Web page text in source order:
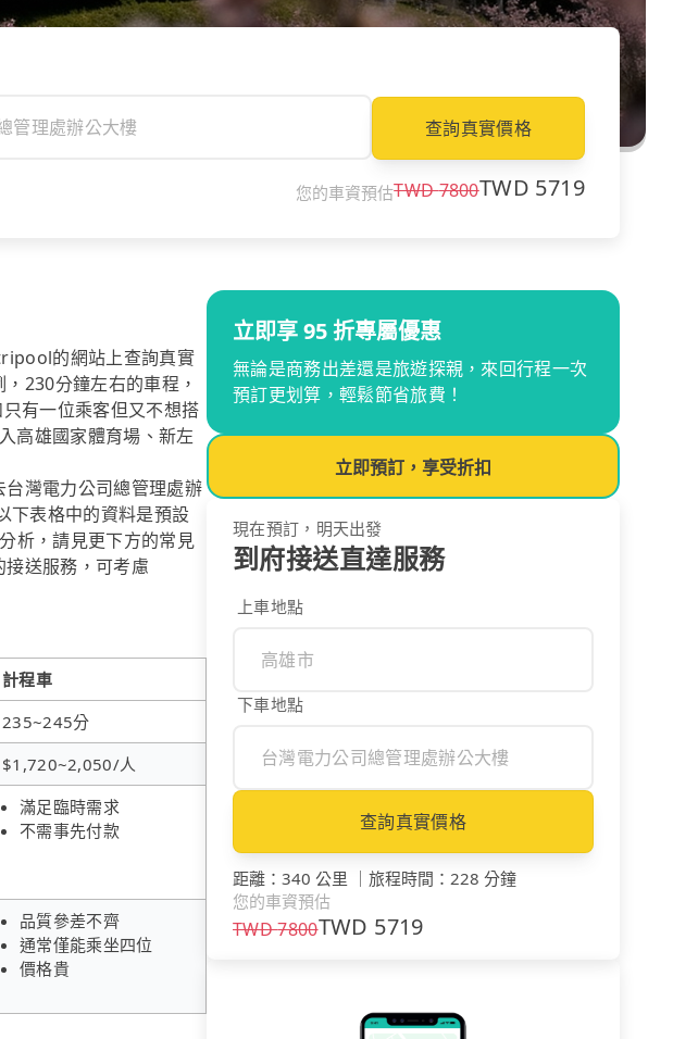
查詢真實價格
您的車資預估TWD7800TWD 5719
的網站上查詢真實
230分鐘左右的車程，
有一位乘客但又不想搭
高雄國家體育場、新左
灣電力公司總管理處辦
下表格中的資料是預設
析，請見更下方的常見
送服務，可考慮
計程車
235~245分
$1,720~2,050/人
滿足臨時需求
不需事先付款
品質參差不齊
通常僅能乘坐四位
價格貴
立即享 95 折專屬優惠
無論是商務出差還是旅遊探親，來回行程一次
預訂更划算，輕鬆節省旅費！
立即預訂，享受折扣
現在預訂，明天出發
到府接送直達服務
上車地點
下車地點
查詢真實價格
距離 ： 340 公里 ｜ 旅程時間 ： 228 分鐘
您的車資預估
TWD7800TWD 5719